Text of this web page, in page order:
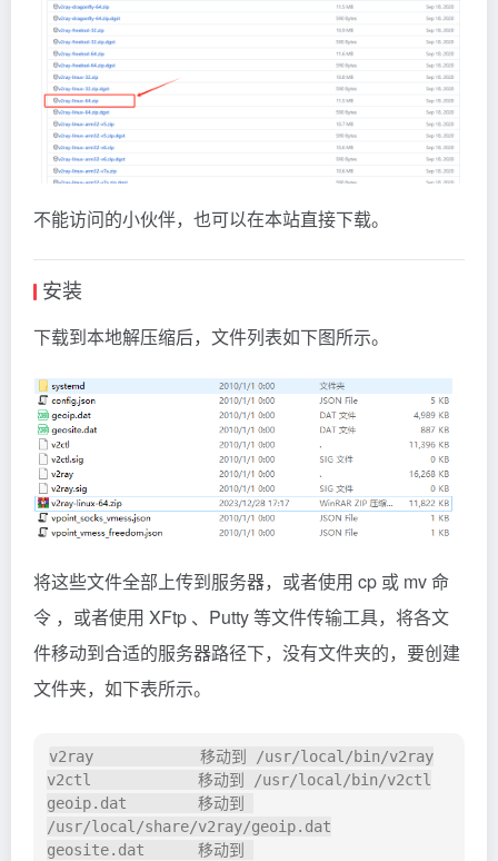
不能访问的小伙伴，也可以在本站直接下载。
安装
下载到本地解压缩后，文件列表如下图所示。
将这些文件全部上传到服务器，或者使用 cp 或 mv 命
令 ，或者使用 XFtp 、Putty 等文件传输工具，将各文
件移动到合适的服务器路径下，没有文件夹的，要创建
文件夹，如下表所示。
v2ray            移动到 /usr/local/bin/v2ray
v2ctl            移动到 /usr/local/bin/v2ctl
geoip.dat        移动到
/usr/local/share/v2ray/geoip.dat
geosite.dat      移动到